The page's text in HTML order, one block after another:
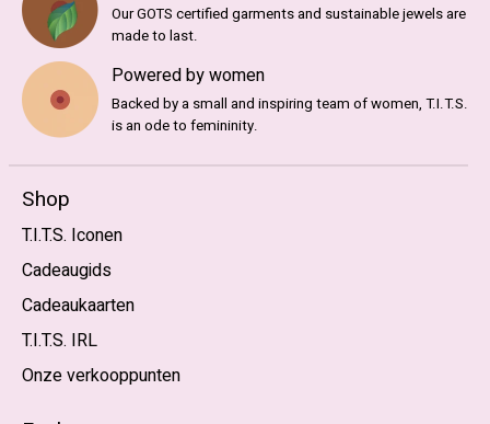
Our GOTS certified garments and sustainable jewels are
made to last.
Powered by women
Backed by a small and inspiring team of women, T.I.T.S.
is an ode to femininity.
Shop
T.I.T.S. Iconen
Cadeaugids
Cadeaukaarten
T.I.T.S. IRL
Onze verkooppunten